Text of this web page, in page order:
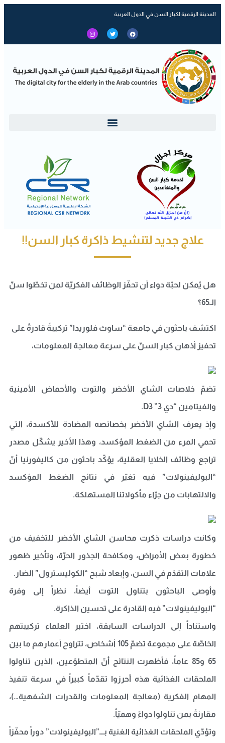
المدينة الرقمية لكبار السن في الدول العربية
علاج جديد لتنشيط ذاكرة كبار السن!!
هل يُمكن لحبّة دواء أن تحفّز الوظائف الفكريّة لمن تخطّوا سنّ
الـ65؟
اكتشف باحثون في جامعة “ساوث فلوريدا” تركيبةً قادرةً على
تحفيز أذهان كبار السنّ على سرعة معالجة المعلومات،
تضمّ خلاصات الشاي الأخضر والتوت والأحماض الأمينية
والفيتامين “دي 3” D3.
وإذ يعرف الشاي الأخضر بخصائصه المضادة للأكسدة، التي
تحمي المرء من الضغط المؤكسد، وهذا الأخير يشكّل مصدر
تراجع وظائف الخلايا العقلية، يؤكّد باحثون من كاليفورنيا أنّ
“البوليفينولات” فيه تغيّر في نتائج الضغط المؤكسد
والالتهابات من جرّاء مأكولاتنا المستهلكة.
وكانت دراسات ذكرت محاسن الشاي الأخضر للتخفيف من
خطورة بعض الأمراض، ومكافحة الجذور الحرّة، وتأخير ظهور
علامات التقدّم في السن، وإبعاد شبح “الكوليسترول” الضار.
وأوصى الباحثون بتناول التوت أيضاً، نظراً إلى وفرة
“البوليفينولات” فيه القادرة على تحسين الذاكرة.
واستناداً إلى الدراسات السابقة، اختبر العلماء تركيبتهم
الخاصّة على مجموعة تضمّ 105 أشخاص، تتراوح أعمارهم ما بين
65 و85 عاماً، فأظهرت النتائج أنّ المتطوّعين، الذين تناولوا
الملحقات الغذائية هذه أحرزوا تقدّماً كبيراً في سرعة تنفيذ
المهام الفكرية (معالجة المعلومات والقدرات الشفهية…)،
مقارنةً بمن تناولوا دواءً وهميّاً.
وتؤدّي الملحقات الغذائية الغنية بـــ”البوليفينولات” دوراً محفّزاً